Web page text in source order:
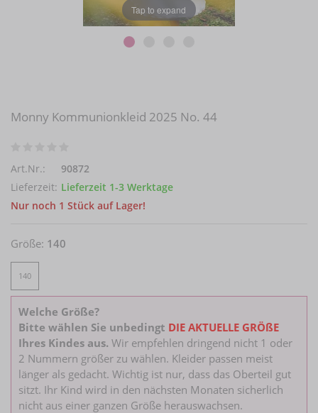
Tap to expand
Monny Kommunionkleid 2025 No. 44
Art.Nr.:
90872
Lieferzeit: Lieferzeit 1-3 Werktage
Nur noch 1 Stück auf Lager!
Größe: 140
140
Welche Größe?
Bitte wählen Sie unbedingt DIE AKTUELLE GRÖßE
Ihres Kindes aus. Wir empfehlen dringend nicht 1 oder
2 Nummern größer zu wählen. Kleider passen meist
länger als gedacht. Wichtig ist nur, dass das Oberteil gut
sitzt. Ihr Kind wird in den nächsten Monaten sicherlich
nicht aus einer ganzen Größe herauswachsen.